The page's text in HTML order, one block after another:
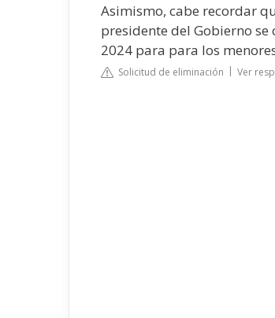
Asimismo, cabe recordar
presidente del Gobierno
2024 para para los
Solicitud de eliminación Ver